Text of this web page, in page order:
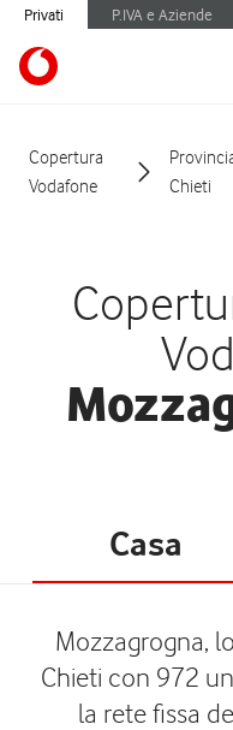
Privati P.IVA e Aziende
Copertura
Vodafone
Chieti
Casa
Mozzagrogna,
Chieti con 972
la rete fissa